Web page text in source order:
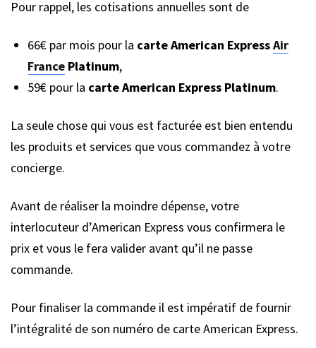
Pour rappel, les cotisations annuelles sont de
66€ par mois pour la carte American ExpressAir
France Platinum,
59€ pour la carte American Express Platinum.
La seule chose qui vous est facturée est bien entendu
les produits et services que vous commandez à votre
concierge.
Avant de réaliser la moindre dépense, votre
interlocuteur d’American Express vous confirmera le
prix et vous le fera valider avant qu’il ne passe
commande.
Pour finaliser la commande il est impératif de fournir
l’intégralité de son numéro de carte American Express.